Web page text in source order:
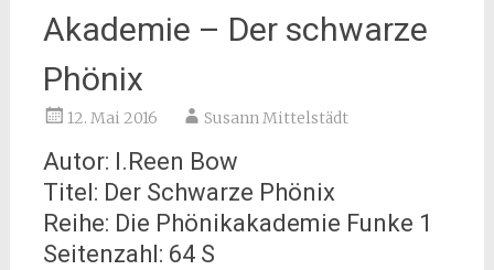
Akademie – Der schwarze
Phönix
12. Mai 2016 Susann Mittelstädt
Autor: I.Reen Bow
Titel: Der Schwarze Phönix
Reihe: Die Phönikakademie Funke 1
Seitenzahl: 64 S